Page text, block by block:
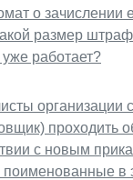
о
размер
работает?
организации
проходить
с новым
в